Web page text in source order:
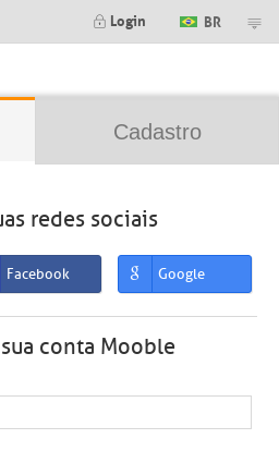
Login BR
Cadastro
redes sociais
Facebook Google
conta Mooble